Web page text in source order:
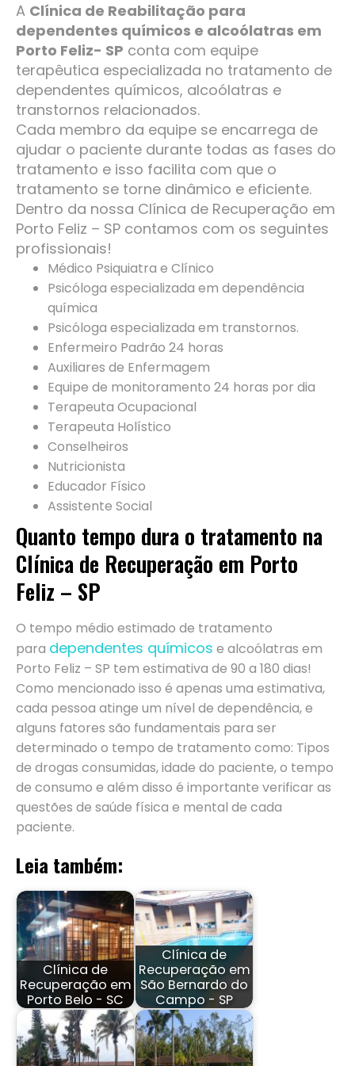
A Clínica de Reabilitação para
dependentes químicos e alcoólatras em
Porto Feliz- SP conta com equipe
terapêutica especializada no tratamento de
dependentes químicos, alcoólatras e
transtornos relacionados.
Cada membro da equipe se encarrega de
ajudar o paciente durante todas as fases do
tratamento e isso facilita com que o
tratamento se torne dinâmico e eficiente.
Dentro da nossa Clínica de Recuperação em
Porto Feliz – SP contamos com os seguintes
profissionais!
Médico Psiquiatra e Clínico
Psicóloga especializada em dependência
química
Psicóloga especializada em transtornos.
Enfermeiro Padrão 24 horas
Auxiliares de Enfermagem
Equipe de monitoramento 24 horas por dia
Terapeuta Ocupacional
Terapeuta Holístico
Conselheiros
Nutricionista
Educador Físico
Assistente Social
Quanto tempo dura o tratamento na
Clínica de Recuperação em Porto
Feliz – SP
O tempo médio estimado de tratamento
para dependentes químicos e alcoólatras em
Porto Feliz – SP tem estimativa de 90 a 180 dias!
Como mencionado isso é apenas uma estimativa,
cada pessoa atinge um nível de dependência, e
alguns fatores são fundamentais para ser
determinado o tempo de tratamento como: Tipos
de drogas consumidas, idade do paciente, o tempo
de consumo e além disso é importante verificar as
questões de saúde física e mental de cada
paciente.
Leia também:
Clínica de
Recuperação em
Porto Belo - SC
Clínica de
Recuperação em
São Bernardo do
Campo - SP